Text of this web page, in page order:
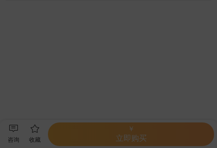
咨询 收藏
￥
立即购买